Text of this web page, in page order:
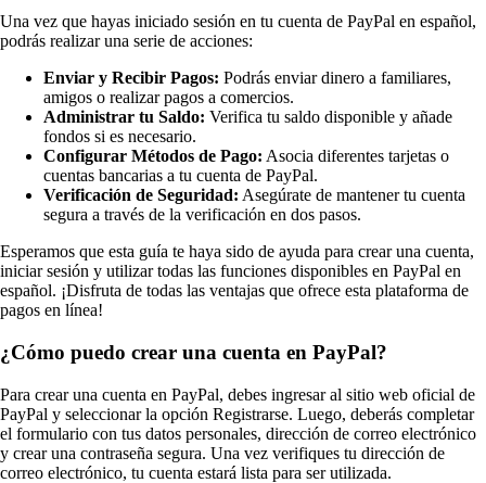
Una vez que hayas iniciado sesión en tu cuenta de PayPal en español,
podrás realizar una serie de acciones:
Enviar y Recibir Pagos: Podrás enviar dinero a familiares,
amigos o realizar pagos a comercios.
Administrar tu Saldo: Verifica tu saldo disponible y añade
fondos si es necesario.
Configurar Métodos de Pago: Asocia diferentes tarjetas o
cuentas bancarias a tu cuenta de PayPal.
Verificación de Seguridad: Asegúrate de mantener tu cuenta
segura a través de la verificación en dos pasos.
Esperamos que esta guía te haya sido de ayuda para crear una cuenta,
iniciar sesión y utilizar todas las funciones disponibles en PayPal en
español. ¡Disfruta de todas las ventajas que ofrece esta plataforma de
pagos en línea!
¿Cómo puedo crear una cuenta en PayPal?
Para crear una cuenta en PayPal, debes ingresar al sitio web oficial de
PayPal y seleccionar la opción Registrarse. Luego, deberás completar
el formulario con tus datos personales, dirección de correo electrónico
y crear una contraseña segura. Una vez verifiques tu dirección de
correo electrónico, tu cuenta estará lista para ser utilizada.